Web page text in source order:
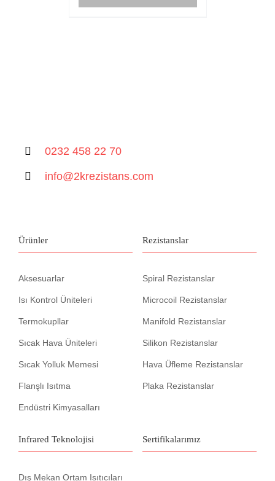
0232 458 22 70
info@2krezistans.com
Ürünler
Aksesuarlar
Isı Kontrol Üniteleri
Termokupllar
Sıcak Hava Üniteleri
Sıcak Yolluk Memesi
Flanşlı Isıtma
Endüstri Kimyasalları
Rezistanslar
Spiral Rezistanslar
Microcoil Rezistanslar
Manifold Rezistanslar
Silikon Rezistanslar
Hava Üfleme Rezistanslar
Plaka Rezistanslar
Infrared Teknolojisi
Dış Mekan Ortam Isıtıcıları
Sertifikalarımız